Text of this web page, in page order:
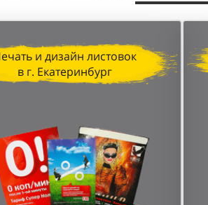
и дизайн листовок
в г. Екатеринбург